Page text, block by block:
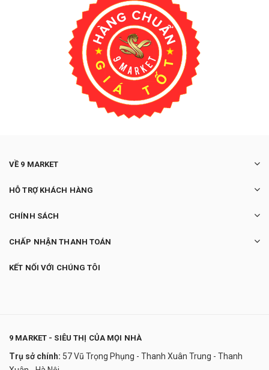
VỀ 9 MARKET
HỖ TRỢ KHÁCH HÀNG
CHÍNH SÁCH
CHẤP NHẬN THANH TOÁN
KẾT NỐI VỚI CHÚNG TÔI
9 MARKET - SIÊU THỊ CỦA MỌI NHÀ
Trụ sở chính: 57 Vũ Trọng Phụng - Thanh Xuân Trung - Thanh